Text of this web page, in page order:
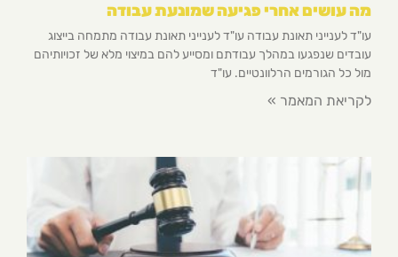
מה עושים אחרי פגיעה שמונעת עבודה
עו"ד לענייני תאונת עבודה עו"ד לענייני תאונת עבודה מתמחה בייצוג
עובדים שנפגעו במהלך עבודתם ומסייע להם במיצוי מלא של זכויותיהם
מול כל הגורמים הרלוונטיים. עו"ד
לקריאת המאמר »